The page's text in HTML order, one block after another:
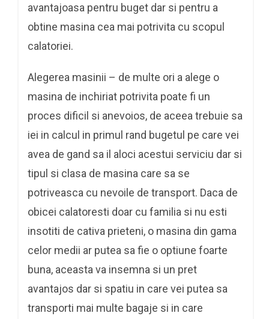
avantajoasa pentru buget dar si pentru a
obtine masina cea mai potrivita cu scopul
calatoriei.
Alegerea masinii – de multe ori a alege o
masina de inchiriat potrivita poate fi un
proces dificil si anevoios, de aceea trebuie sa
iei in calcul in primul rand bugetul pe care vei
avea de gand sa il aloci acestui serviciu dar si
tipul si clasa de masina care sa se
potriveasca cu nevoile de transport. Daca de
obicei calatoresti doar cu familia si nu esti
insotiti de cativa prieteni, o masina din gama
celor medii ar putea sa fie o optiune foarte
buna, aceasta va insemna si un pret
avantajos dar si spatiu in care vei putea sa
transporti mai multe bagaje si in care